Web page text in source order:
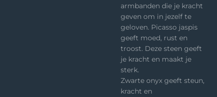
armbanden die je kracht
geven om in jezelf te
geloven. Picasso jaspis
geeft moed, rust en
troost. Deze steen geeft
je kracht en maakt je
sterk.
Zwarte onyx geeft steun,
kracht en